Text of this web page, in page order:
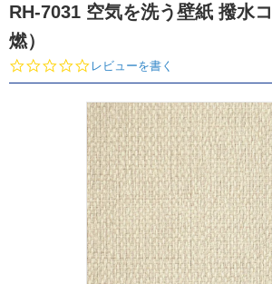
RH-7031 空気を洗う壁紙 撥水
燃）
0.
0
t
a
r
r
a
t
i
n
g
レビューを書く